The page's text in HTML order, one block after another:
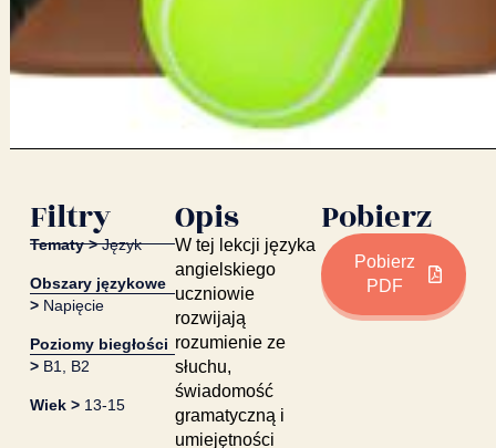
Filtry
Tematy >Język
Obszary językowe
> Napięcie
Poziomy biegłości
> B1 B2
Wiek > 13-15
Opis
W tej lekcji języka
angielskiego
uczniowie
rozwijają
rozumienie ze
słuchu,
świadomość
gramatyczną i
umiejętności
Pobierz
Pobierz
PDF